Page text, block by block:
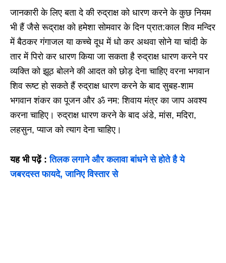
जानकारी के लिए बता दे की रुद्राक्ष को धारण करने के कुछ नियम
भी हैं जैसे रूद्राक्ष को हमेशा सोमवार के दिन प्रात:काल शिव मन्दिर
में बैठकर गंगाजल या कच्चे दूध में धो कर अथवा सोने या चांदी के
तार में पिरो कर धारण किया जा सकता है रुद्राक्ष धारण करने पर
व्यक्ति को झूठ बोलने की आदत को छोड़ देना चाहिए वरना भगवान
शिव रूष्ट हो सकते हैं रुद्राक्ष धारण करने के बाद सुबह-शाम
भगवान शंकर का पूजन और ॐ नम: शिवाय मंत्र का जाप अवश्य
करना चाहिए। रुद्राक्ष धारण करने के बाद अंडे, मांस, मदिरा,
लहसुन, प्याज को त्याग देना चाहिए।
यह भी पढ़ें :तिलक लगाने और कलावा बांधने से होते है ये
जबरदस्त फायदे, जानिए विस्तार से